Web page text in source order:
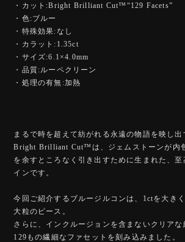
・カット:Bright Brilliant Cut™️“129 Facets”
・色:ブルー
・特殊効果:なし
・カラット:1.35ct
・サイズ:6.1×4.0mm
・品質:ルーペクリーン
・処理の有無:加熱
まるで時を超えて紡がれる永遠の物語を映し出
Bright Brilliant Cut™️は、ジェムストーンが内
を余すところなく引き出すために生まれた、
インです。
今回ご紹介するブルージルコンは、1ctを大き
大粒のピース。
さらに、インクルージョンを含まないクリアな
129もの繊細なファセットを刻み込みました。